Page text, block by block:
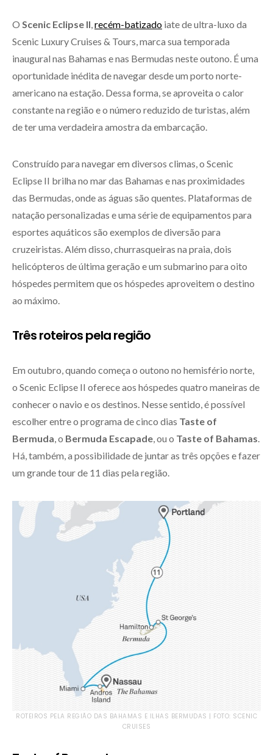
O Scenic Eclipse II recém-batizado iate de ultra-luxo da
Scenic Luxury Cruises & Tours, marca sua temporada
inaugural nas Bahamas e nas Bermudas neste outono. É uma
oportunidade inédita de navegar desde um porto norte-
americano na estação. Dessa forma, se aproveita o calor
constante na região e o número reduzido de turistas, além
de ter uma verdadeira amostra da embarcação.
Construído para navegar em diversos climas, o Scenic
Eclipse II brilha no mar das Bahamas e nas proximidades
das Bermudas, onde as águas são quentes. Plataformas de
natação personalizadas e uma série de equipamentos para
esportes aquáticos são exemplos de diversão para
cruzeiristas. Além disso, churrasqueiras na praia, dois
helicópteros de última geração e um submarino para oito
hóspedes permitem que os hóspedes aproveitem o destino
ao máximo.
Três roteiros pela região
Em outubro, quando começa o outono no hemisfério norte,
o Scenic Eclipse II oferece aos hóspedes quatro maneiras de
conhecer o navio e os destinos. Nesse sentido, é possível
escolher entre o programa de cinco dias Taste of
Bermuda , o Bermuda Escapade , ou o Taste of Bahamas
Há, também, a possibilidade de juntar as três opções e fazer
um grande tour de 11 dias pela região.
ROTEIROS PELA REGIÃO DAS BAHAMAS E ILHAS BERMUDAS | FOTO: SCENIC
CRUISES